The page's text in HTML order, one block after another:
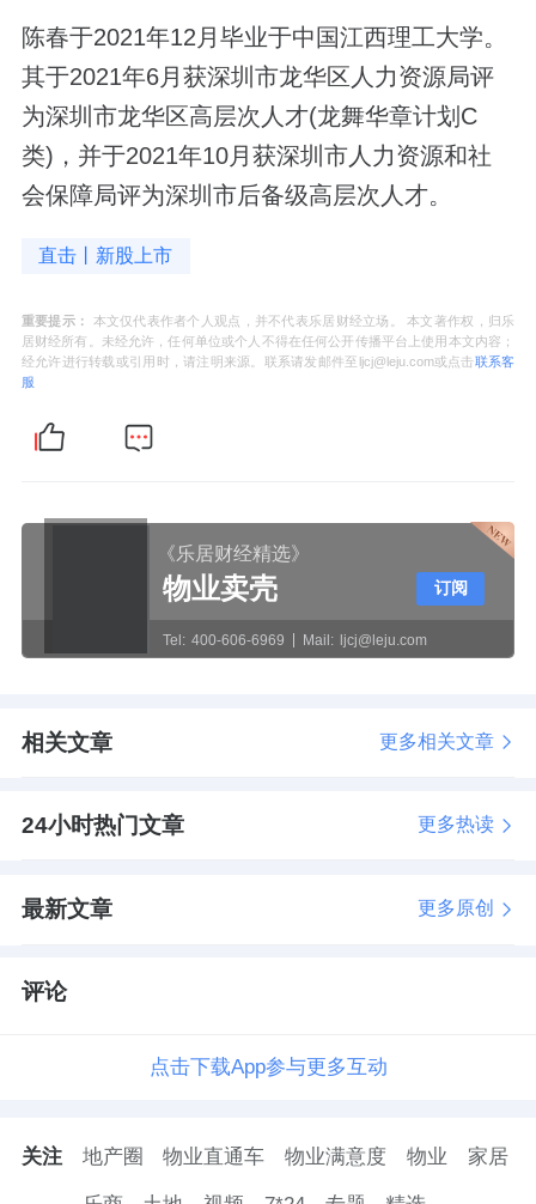
陈春于2021年12月毕业于中国江西理工大学。
其于2021年6月获深圳市龙华区人力资源局评
为深圳市龙华区高层次人才(龙舞华章计划C
类)，并于2021年10月获深圳市人力资源和社
会保障局评为深圳市后备级高层次人才。
直击丨新股上市
重要提示：
本文仅代表作者个人观点，并不代表乐居财经立场。 本文著作权，归乐
居财经所有。未经允许，任何单位或个人不得在任何公开传播平台上使用本文内容；
经允许进行转载或引用时，请注明来源。联系请发邮件至ljcj@leju.com或点击联系客
服
《乐居财经精选》
物业卖壳
Tel: 400-606-6969 Mail: ljcj@leju.com
订阅
相关文章 更多相关文章
24小时热门文章 更多热读
最新文章 更多原创
评论
点击下载App参与更多互动
关注 地产圈 物业直通车 物业满意度 物业 家居